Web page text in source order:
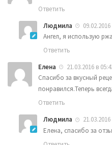
Ответить
Людмила
Ангел, я использую
Ответить
Елена
21.03.2016 в
Спасибо за вкусный
понравился.Теперь
Ответить
Людмила
Елена, спасибо за